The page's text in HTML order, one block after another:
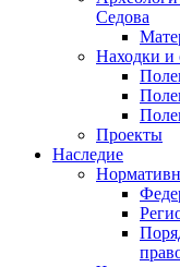
Седова
Находки и
Проекты
Наследие